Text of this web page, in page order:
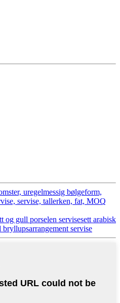
uregelmessig bølgeform,
servise, tallerken, fat, MOQ
og gull porselen servisesett arabisk
servise